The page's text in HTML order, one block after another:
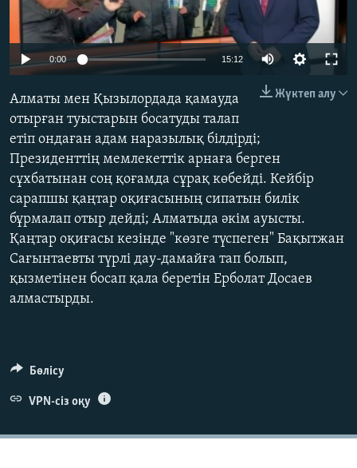
ЖАЗЫЛЫҢЫЗ
240p 360p
720p 1080p
0:00 15:12
1080p
Жүктеп алу
Алматы мен Қызылордада қамауда
отырған туыстарын босатуды талап
етіп ондаған адам наразылық білдірді;
Президенттің мемлекеттік арнаға берген
сұхбатынан соң қоғамда сұрақ көбейді. Кейбір
сарапшы қаңтар оқиғасының сипатын билік
бұрмалап отыр дейді; Алматыда әкім ауысты.
Қаңтар оқиғасы кезінде "көзге түспеген" Бақытжан
Сағынтаевты түрлі дау-дамайға тап болып,
қызметінен босап қала беретін Ерболат Досаев
алмастырды.
Бөлісу
VPN-сіз оқу